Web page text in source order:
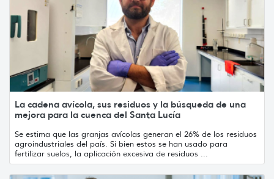
La cadena avícola, sus residuos y la búsqueda de una
mejora para la cuenca del Santa Lucía
Se estima que las granjas avícolas generan el 26% de los residuos
agroindustriales del país. Si bien estos se han usado para
fertilizar suelos, la aplicación excesiva de residuos ...